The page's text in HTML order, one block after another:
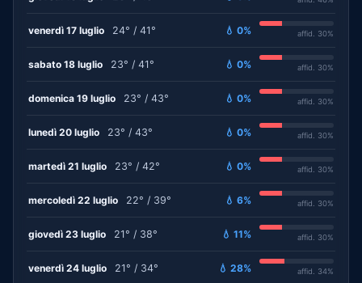
venerdì 17 luglio 24° / 41° 💧 0% affid. 30%
sabato 18 luglio 23° / 41° 💧 0% affid. 30%
domenica 19 luglio 23° / 43° 💧 0% affid. 30%
lunedì 20 luglio 23° / 43° 💧 0% affid. 30%
martedì 21 luglio 23° / 42° 💧 0% affid. 30%
mercoledì 22 luglio 22° / 39° 💧 6% affid. 30%
giovedì 23 luglio 21° / 38° 💧 11% affid. 30%
venerdì 24 luglio 21° / 34° 💧 28% affid. 34%